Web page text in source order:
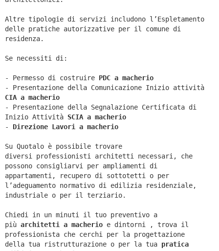
Altre tipologie di servizi includono l’Espletamento
delle pratiche autorizzative per il comune di
residenza.
Se necessiti di:
- Permesso di costruire PDC a macherio
- Presentazione della Comunicazione Inizio attività
CIA a macherio
- Presentazione della Segnalazione Certificata di
Inizio Attività SCIA a macherio
- Direzione Lavori a macherio
Su Quotalo è possibile trovare
diversi professionisti architetti necessari, che
possono consigliarvi per ampliamenti di
appartamenti, recupero di sottotetti o per
l’adeguamento normativo di edilizia residenziale,
industriale o per il terziario.
Chiedi in un minuti il tuo preventivo a
più architetti a macherio e dintorni ,
trova il
professionista che cerchi per la progettazione
della tua ristrutturazione o per la tua pratica